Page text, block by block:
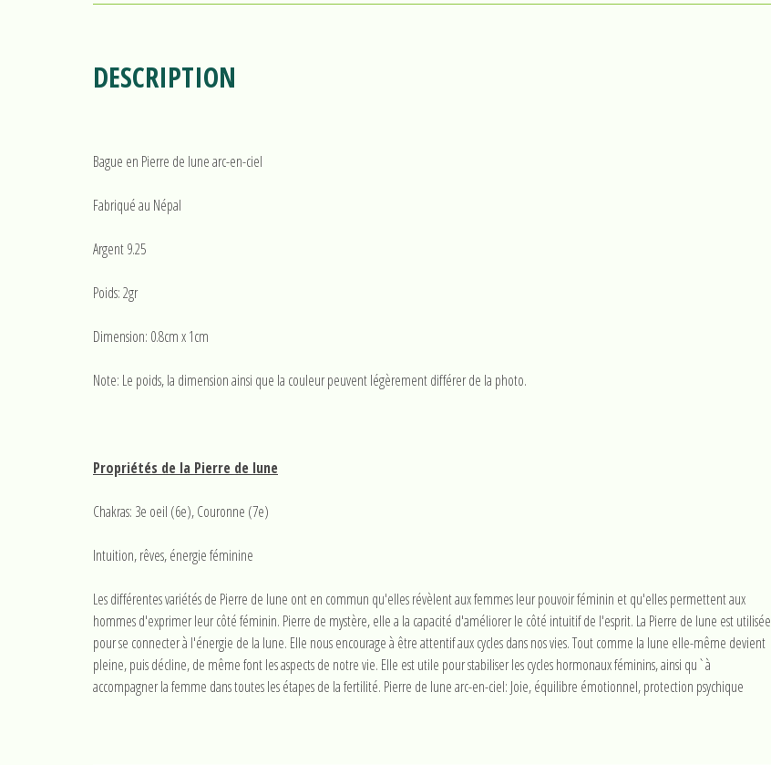
DESCRIPTION
Bague en Pierre de lune arc-en-ciel
Fabriqué au Népal
Argent 9.25
Poids: 2gr
Dimension: 0.8cm x 1cm
Note: Le poids, la dimension ainsi que la couleur peuvent légèrement différer de la photo.
Propriétés de la Pierre de lune
Chakras: 3e oeil (6e), Couronne (7e)
Intuition, rêves, énergie féminine
Les différentes variétés de Pierre de lune ont en commun qu'elles révèlent aux femmes leur pouvoir féminin et qu'elles permettent aux
hommes d'exprimer leur côté féminin. Pierre de mystère, elle a la capacité d'améliorer le côté intuitif de l'esprit. La Pierre de lune est utilisée
pour se connecter à l'énergie de la lune. Elle nous encourage à être attentif aux cycles dans nos vies. Tout comme la lune elle-même devient
pleine, puis décline, de même font les aspects de notre vie. Elle est utile pour stabiliser les cycles hormonaux féminins, ainsi qu`à
accompagner la femme dans toutes les étapes de la fertilité. Pierre de lune arc-en-ciel: Joie, équilibre émotionnel, protection psychique